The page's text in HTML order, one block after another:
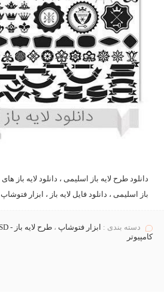
باز اسلیمی ، دانلود فایل لایه باز ، ابزار فتوشاپ
دسته بندی : ابزار فتوشاپ ،طرح لایه باز - PSD
كامپيوتر